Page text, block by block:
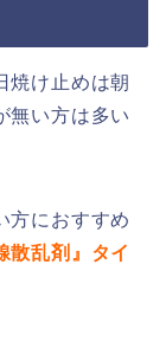
焼け止めは朝
無い方は多い
方におすすめ
散乱剤』タイ